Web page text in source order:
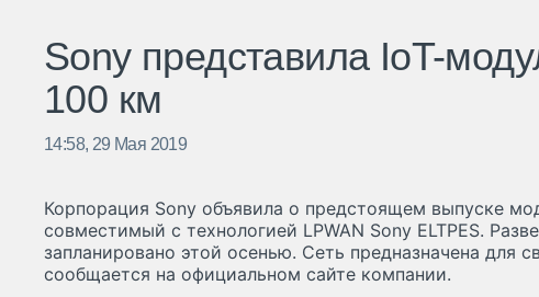
Sony представила IoT-
100 км
14:58, 29 Мая 2019
Корпорация Sony объявила о предстоящем выпуске
совместимый с технологией LPWAN Sony ELTPES.
запланировано этой осенью. Сеть предназначена для
сообщается на официальном сайте компании.